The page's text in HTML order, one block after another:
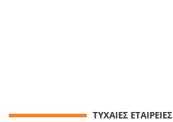
ΤΥΧΑΙΕΣ ΕΤΑΙΡΕΙΕΣ